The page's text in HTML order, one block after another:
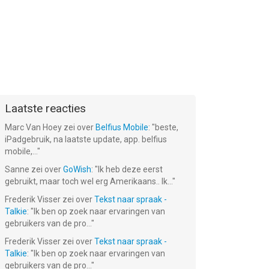
Laatste reacties
Marc Van Hoey zei over Belfius Mobile: "beste,
iPadgebruik, na laatste update, app. belfius
mobile,... "
Sanne zei overGoWish: " Ik heb deze eerst
gebruikt, maar toch wel erg Amerikaans.. Ik... "
Frederik Visser zei overTekst naar spraak -
Talkie: " Ik ben op zoek naar ervaringen van
gebruikers van de pro... "
Frederik Visser zei overTekst naar spraak -
Talkie: " Ik ben op zoek naar ervaringen van
gebruikers van de pro... "